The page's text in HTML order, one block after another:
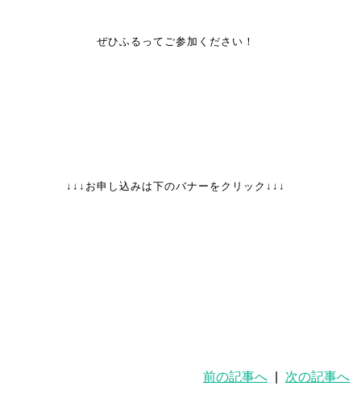
ぜひふるってご参加ください！
↓↓↓お申し込みは下のバナーをクリック↓↓↓
前の記事へ 次の記事へ